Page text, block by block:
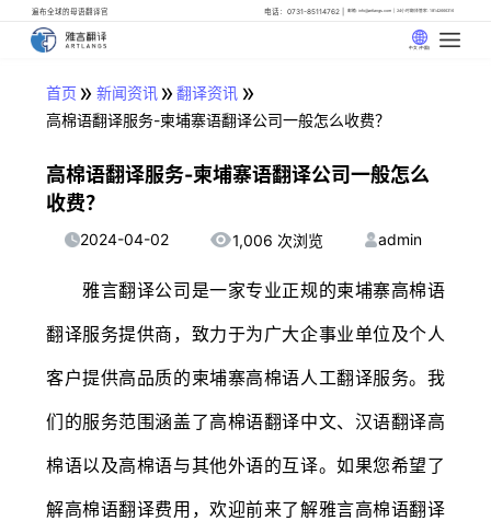
遍布全球的母语翻译官 电话：0731-85114762 邮箱: info@artlangs.com 24小时翻译管家: 18142666316
中文 (中国)
首页 » 新闻资讯» 翻译资讯 »
高棉语翻译服务-柬埔寨语翻译公司一般怎么收费？
高棉语翻译服务-柬埔寨语翻译公司一般怎么
收费？
2024-04-02 1,006 次浏览 admin
雅言翻译公司是一家专业正规的柬埔寨高棉语
翻译服务提供商，致力于为广大企事业单位及个人
客户提供高品质的柬埔寨高棉语人工翻译服务。我
们的服务范围涵盖了高棉语翻译中文、汉语翻译高
棉语以及高棉语与其他外语的互译。如果您希望了
解高棉语翻译费用，欢迎前来了解雅言高棉语翻译